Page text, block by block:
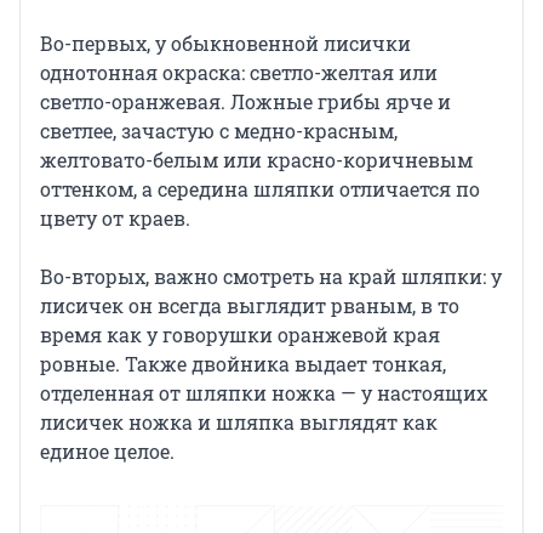
Во-первых, у обыкновенной лисички
однотонная окраска: светло-желтая или
светло-оранжевая. Ложные грибы ярче и
светлее, зачастую с медно-красным,
желтовато-белым или красно-коричневым
оттенком, а середина шляпки отличается по
цвету от краев.
Во-вторых, важно смотреть на край шляпки: у
лисичек он всегда выглядит рваным, в то
время как у говорушки оранжевой края
ровные. Также двойника выдает тонкая,
отделенная от шляпки ножка — у настоящих
лисичек ножка и шляпка выглядят как
единое целое.